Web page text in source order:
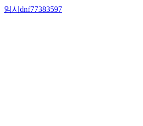
임시dnf77383597